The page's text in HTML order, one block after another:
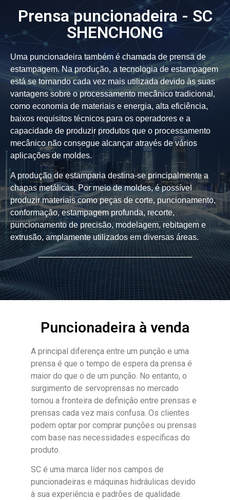
Prensa puncionadeira - SC
SHENCHONG
Uma puncionadeira também é chamada de prensa de
estampagem. Na produção, a tecnologia de estampagem
está se tornando cada vez mais utilizada devido às suas
vantagens sobre o processamento mecânico tradicional,
como economia de materiais e energia, alta eficiência,
baixos requisitos técnicos para os operadores e a
capacidade de produzir produtos que o processamento
mecânico não consegue alcançar através de vários
aplicações de moldes.
A produção de estamparia destina-se principalmente a
chapas metálicas. Por meio de moldes, é possível
produzir materiais como peças de corte, puncionamento,
conformação, estampagem profunda, recorte,
puncionamento de precisão, modelagem, rebitagem e
extrusão, amplamente utilizados em diversas áreas.
Puncionadeira à venda
A principal diferença entre um punção e uma
prensa é que o tempo de espera da prensa é
maior do que o de um punção. No entanto, o
surgimento de servoprensas no mercado
tornou a fronteira de definição entre prensas e
prensas cada vez mais confusa. Os clientes
podem optar por comprar punções ou prensas
com base nas necessidades específicas do
produto.
SC é uma marca líder nos campos de
puncionadeiras e máquinas hidráulicas devido
à sua experiência e padrões de qualidade.